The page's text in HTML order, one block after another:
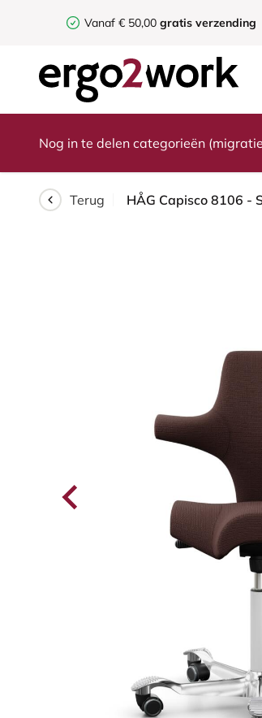
Vanaf € 50,00 gratis verzending
Nog in te delen categorieën
Terug